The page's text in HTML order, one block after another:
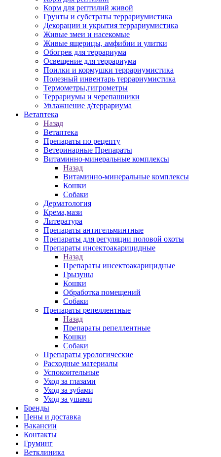
Корм для рептилий живой
Грунты и субстраты террариумистика
Декорации и укрытия террариумистика
Живые змеи и насекомые
Живые ящерицы, амфибии и улитки
Обогрев для террариума
Освещение для террариума
Поилки и кормушки террариумистика
Полезный инвентарь террариумистика
Термометры,гигрометры
Террариумы и черепашники
Увлажнение д/террариума
Ветаптека
Назад
Ветаптека
Препараты по рецепту
Ветеринарные Препараты
Витаминно-минеральные комплексы
Назад
Витаминно-минеральные комплексы
Кошки
Собаки
Дерматология
Крема,мази
Литература
Препараты антигельминтные
Препараты для регуляции половой охоты
Препараты инсектоакарицидные
Назад
Препараты инсектоакарицидные
Грызуны
Кошки
Обработка помещений
Собаки
Препараты репеллентные
Назад
Препараты репеллентные
Кошки
Собаки
Препараты урологические
Расходные материалы
Успокоительные
Уход за глазами
Уход за зубами
Уход за ушами
Бренды
Цены и доставка
Вакансии
Контакты
Груминг
Ветклиника